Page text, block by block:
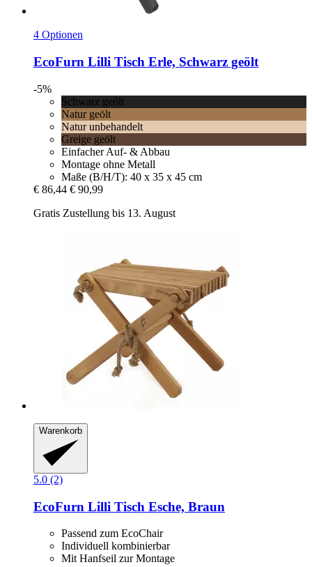
4 Optionen
EcoFurn Lilli Tisch Erle, Schwarz geölt
-5%
Schwarz geölt
Natur geölt
Natur unbehandelt
Greige geölt
Einfacher Auf- & Abbau
Montage ohne Metall
Maße (B/H/T): 40 x 35 x 45 cm
€ 86,44 € 90,99
Gratis Zustellung bis 13. August
Warenkorb
5.0 (2)
EcoFurn Lilli Tisch Esche, Braun
Passend zum EcoChair
Individuell kombinierbar
Mit Hanfseil zur Montage